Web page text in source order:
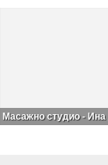
Масажно студио -